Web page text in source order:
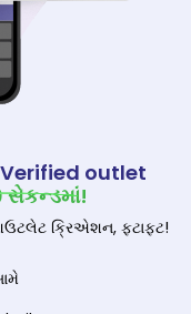
Verified outlet
સેકન્ડમાં!
ક્રિએશન, ફટાફટ!